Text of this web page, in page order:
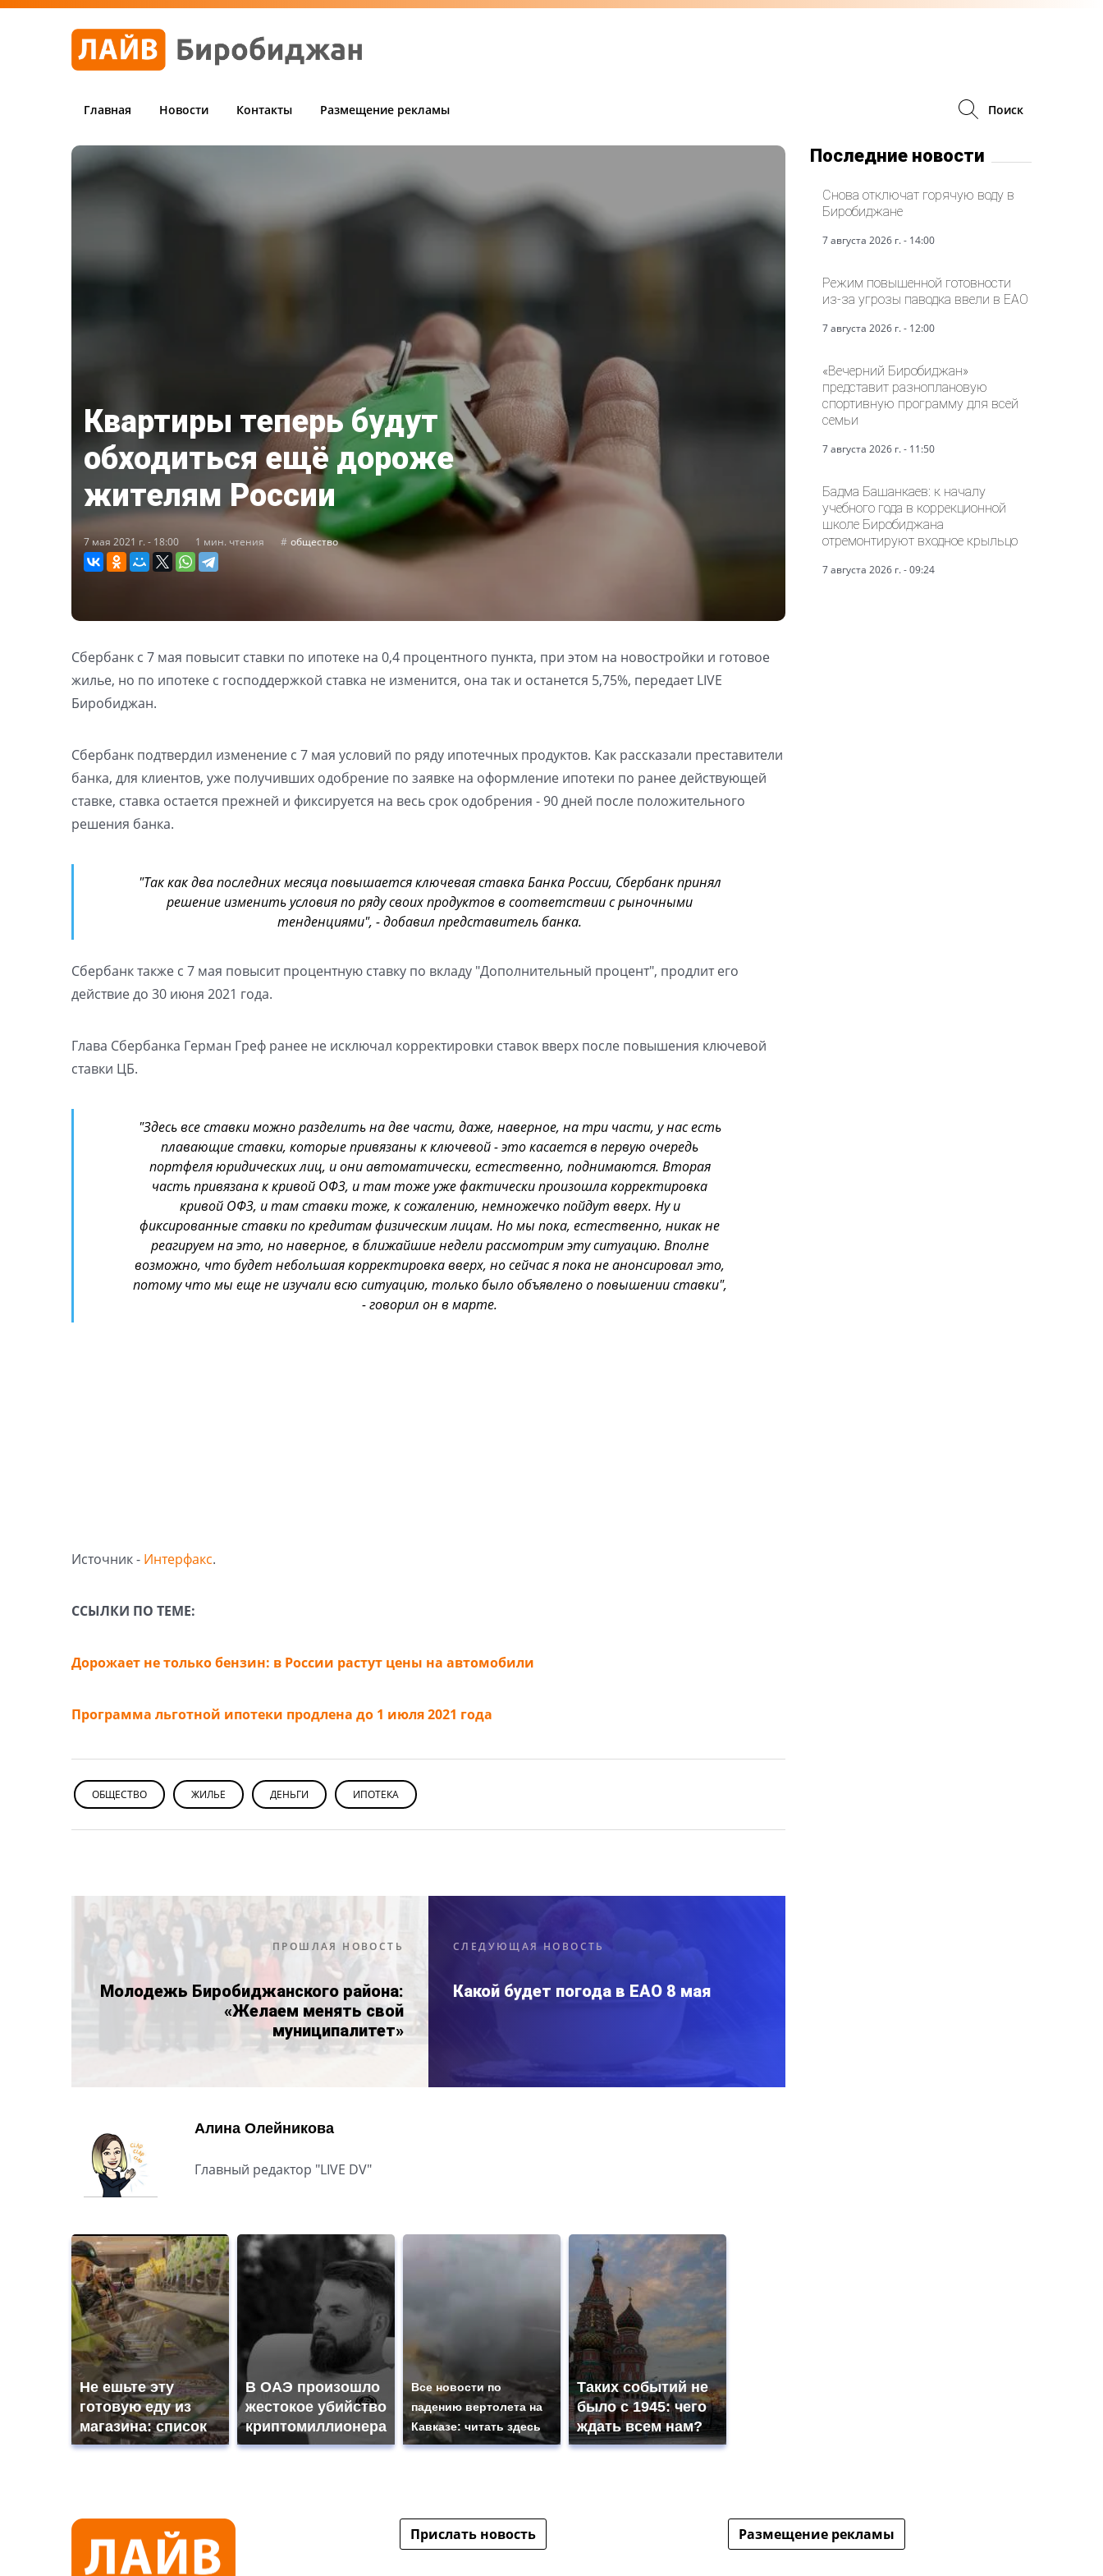
Главная Новости Контакты Размещение рекламы Поиск
Квартиры теперь будут
обходиться ещё дороже
жителям России
7 мая 2021 г. - 18:00 1 мин. чтения общество
Сбербанк с 7 мая повысит ставки по ипотеке на 0,4 процентного пункта, при этом на новостройки и готовое
жилье, но по ипотеке с господдержкой ставка не изменится, она так и останется 5,75%, передает LIVE
Биробиджан.
Сбербанк подтвердил изменение с 7 мая условий по ряду ипотечных продуктов. Как рассказали преставители
банка, для клиентов, уже получивших одобрение по заявке на оформление ипотеки по ранее действующей
ставке, ставка остается прежней и фиксируется на весь срок одобрения - 90 дней после положительного
решения банка.
"Так как два последних месяца повышается ключевая ставка Банка России, Сбербанк принял
решение изменить условия по ряду своих продуктов в соответствии с рыночными
тенденциями", - добавил представитель банка.
Сбербанк также с 7 мая повысит процентную ставку по вкладу "Дополнительный процент", продлит его
действие до 30 июня 2021 года.
Глава Сбербанка Герман Греф ранее не исключал корректировки ставок вверх после повышения ключевой
ставки ЦБ.
"Здесь все ставки можно разделить на две части, даже, наверное, на три части, у нас есть
плавающие ставки, которые привязаны к ключевой - это касается в первую очередь
портфеля юридических лиц, и они автоматически, естественно, поднимаются. Вторая
часть привязана к кривой ОФЗ, и там тоже уже фактически произошла корректировка
кривой ОФЗ, и там ставки тоже, к сожалению, немножечко пойдут вверх. Ну и
фиксированные ставки по кредитам физическим лицам. Но мы пока, естественно, никак не
реагируем на это, но наверное, в ближайшие недели рассмотрим эту ситуацию. Вполне
возможно, что будет небольшая корректировка вверх, но сейчас я пока не анонсировал это,
потому что мы еще не изучали всю ситуацию, только было объявлено о повышении ставки",
- говорил он в марте.
Источник - Интерфакс.
ССЫЛКИ ПО ТЕМЕ:
Дорожает не только бензин: в России растут цены на автомобили
Программа льготной ипотеки продлена до 1 июля 2021 года
ОБЩЕСТВО ЖИЛЬЕ ДЕНЬГИ ИПОТЕКА
ПРОШЛАЯ НОВОСТЬ
Молодежь Биробиджанского района:
«Желаем менять свой
муниципалитет»
СЛЕДУЮЩАЯ НОВОСТЬ
Какой будет погода в ЕАО 8 мая
Алина Олейникова
Главный редактор "LIVE DV"
Не ешьте эту
готовую еду из
магазина: список
В ОАЭ произошло
жестокое убийство
криптомиллионера
Все новости по
падению вертолета на
Кавказе: читать здесь
Таких событий не
было с 1945: чего
ждать всем нам?
Последние новости
Снова отключат горячую воду в
Биробиджане
7 августа 2026 г. - 14:00
Режим повышенной готовности
из-за угрозы паводка ввели в ЕАО
7 августа 2026 г. - 12:00
«Вечерний Биробиджан»
представит разноплановую
спортивную программу для всей
семьи
7 августа 2026 г. - 11:50
Бадма Башанкаев: к началу
учебного года в коррекционной
школе Биробиджана
отремонтируют входное крыльцо
7 августа 2026 г. - 09:24
Прислать новость Размещение рекламы